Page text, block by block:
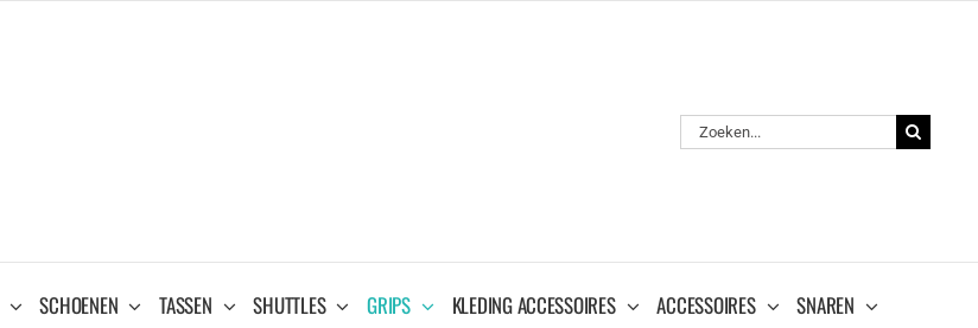
Zoeken
naar:
SCHOENEN TASSEN SHUTTLES GRIPS KLEDING ACCESSOIRES ACCESSOIRES SNAREN